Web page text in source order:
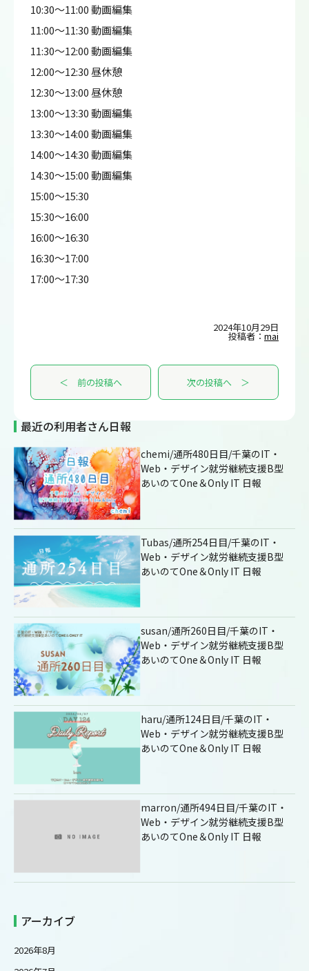
10:30～11:00 動画編集
11:00～11:30 動画編集
11:30～12:00 動画編集
12:00～12:30 昼休憩
12:30～13:00 昼休憩
13:00～13:30 動画編集
13:30～14:00 動画編集
14:00～14:30 動画編集
14:30～15:00 動画編集
15:00～15:30
15:30～16:00
16:00～16:30
16:30～17:00
17:00～17:30
2024年10月29日
投稿者： mai
＜ 前の投稿へ 次の投稿へ ＞
最近の利用者さん日報
chemi/通所480日目/千葉のIT・
Web・デザイン就労継続支援B型
あいのてOne＆Only IT 日報
Tubas/通所254日目/千葉のIT・
Web・デザイン就労継続支援B型
あいのてOne＆Only IT 日報
susan/通所260日目/千葉のIT・
Web・デザイン就労継続支援B型
あいのてOne＆Only IT 日報
haru/通所124日目/千葉のIT・
Web・デザイン就労継続支援B型
あいのてOne＆Only IT 日報
marron/通所494日目/千葉のIT・
Web・デザイン就労継続支援B型
あいのてOne＆Only IT 日報
アーカイブ
2026年8月